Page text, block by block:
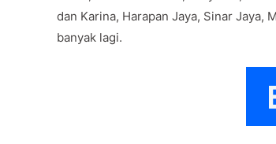
dan Karina, Harapan Jaya, Sinar Jaya,
banyak lagi.